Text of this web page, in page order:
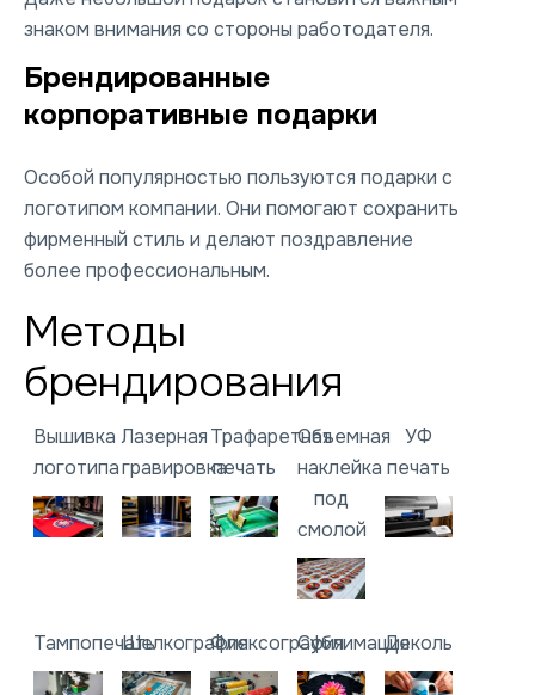
знаком внимания со стороны работодателя.
Брендированные
корпоративные подарки
Особой популярностью пользуются подарки с
логотипом компании. Они помогают сохранить
фирменный стиль и делают поздравление
более профессиональным.
Методы
брендирования
Вышивка
логотипа
Лазерная
гравировка
Трафаретная
печать
Объемная
наклейка
под
смолой
УФ
печать
ТампопечатьШелкографияФлексографияСублимацияДеколь